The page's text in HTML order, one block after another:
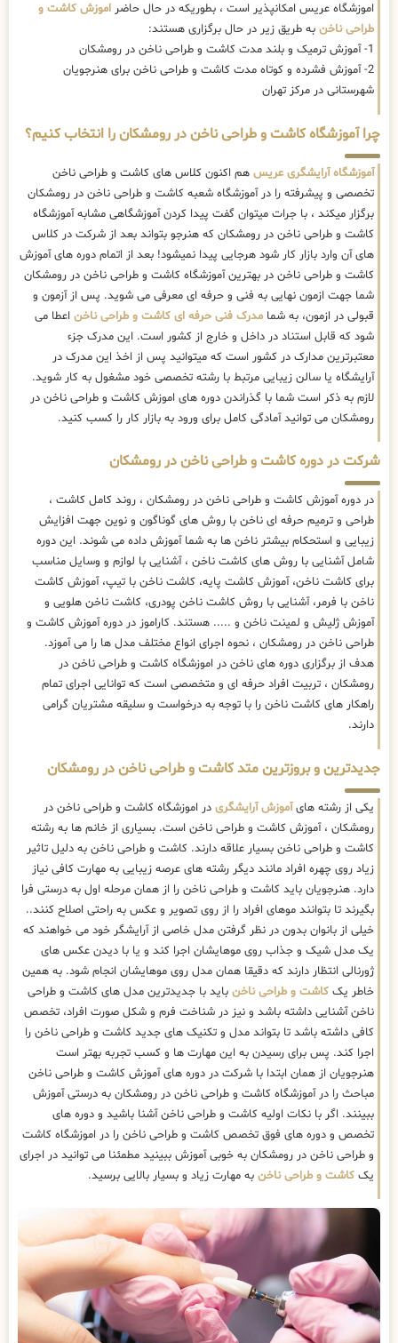
اموزشگاه عریس امکانپذیر است ، بطوریکه در حال حاضر اموزش کاشت و
طراحی ناخن به طریق زیر در حال برگزاری هستند:
1- آموزش ترمیک و بلند مدت کاشت و طراحی ناخن در رومشکان
2- آموزش فشرده و کوتاه مدت کاشت و طراحی ناخن برای هنرجویان
شهرستانی در مرکز تهران
چرا آموزشگاه کاشت و طراحی ناخن در رومشکان را انتخاب کنیم؟
آموزشگاه آرایشگری عریس هم اکنون کلاس های کاشت و طراحی ناخن
تخصصی و پیشرفته را در آموزشگاه شعبه کاشت و طراحی ناخن در رومشکان
برگزار میکند ، با جرات میتوان گفت پیدا کردن آموزشگاهی مشابه آموزشگاه
کاشت و طراحی ناخن در رومشکان که هنرجو بتواند بعد از شرکت در کلاس
های آن وارد بازار کار شود هرجایی پیدا نمیشود! بعد از اتمام دوره های آموزش
کاشت و طراحی ناخن در بهترین آموزشگاه کاشت و طراحی ناخن در رومشکان
شما جهت ازمون نهایی به فنی و حرفه ای معرفی می شوید. پس از آزمون و
قبولی در ازمون، به شما مدرک فنی حرفه ای کاشت و طراحی ناخن اعطا می
شود که قابل استناد در داخل و خارج از کشور است. این مدرک جزء
معتبرترین مدارک در کشور است که میتوانید پس از اخذ این مدرک در
آرایشگاه یا سالن زیبایی مرتبط با رشته تخصصی خود مشغول به کار شوید.
لازم به ذکر است شما با گذراندن دوره های اموزش کاشت و طراحی ناخن در
رومشکان می توانید آمادگی کامل برای ورود به بازار کار را کسب کنید.
شرکت در دوره کاشت و طراحی ناخن در رومشکان
در دوره آموزش کاشت و طراحی ناخن در رومشکان ، روند کامل کاشت ،
طراحی و ترمیم حرفه ای ناخن با روش های گوناگون و نوین جهت افزایش
زیبایی و استحکام بیشتر ناخن ها به شما آموزش داده می شوند. این دوره
شامل آشنایی با روش های کاشت ناخن ، آشنایی با لوازم و وسایل مناسب
برای کاشت ناخن، آموزش کاشت پایه، کاشت ناخن با تیپ، آموزش کاشت
ناخن با فرمر، آشنایی با روش کاشت ناخن پودری، کاشت ناخن هلویی و
آموزش ژلیش و لمینت ناخن و ..... هستند. کاراموز در دوره آموزش کاشت و
طراحی ناخن در رومشکان ، نحوه اجرای انواع مختلف مدل ها را می آموزد.
هدف از برگزاری دوره های ناخن در اموزشگاه کاشت و طراحی ناخن در
رومشکان ، تربیت افراد حرفه ای و متخصصی است که توانایی اجرای تمام
راهکار های کاشت ناخن را با توجه به درخواست و سلیقه مشتریان گرامی
دارند.
جدیدترین و بروزترین متد کاشت و طراحی ناخن در رومشکان
یکی از رشته هایآموزش آرایشگری در اموزشگاه کاشت و طراحی ناخن در
رومشکان ، آموزش کاشت و طراحی ناخن است. بسیاری از خانم ها به رشته
کاشت و طراحی ناخن بسیار علاقه دارند. کاشت و طراحی ناخن به دلیل تاثیر
زیاد روی چهره افراد مانند دیگر رشته های عرصه زیبایی به مهارت کافی نیاز
دارد. هنرجویان باید کاشت و طراحی ناخن را از همان مرحله اول به درستی فرا
بگیرند تا بتوانند موهای افراد را از روی تصویر و عکس به راحتی اصلاح کنند..
خیلی از بانوان بدون در نظر گرفتن مدل خاصی از آرایشگر خود می خواهند که
یک مدل شیک و جذاب روی موهایشان اجرا کند و یا با دیدن عکس های
ژورنالی انتظار دارند که دقیقا همان مدل روی موهایشان انجام شود. به همین
خاطر یک کاشت و طراحی ناخن باید با جدیدترین مدل های کاشت و طراحی
ناخن آشنایی داشته باشد و نیز در شناخت فرم و شکل صورت افراد، تخصص
کافی داشته باشد تا بتواند مدل و تکنیک های جدید کاشت و طراحی ناخن را
اجرا کند. پس برای رسیدن به این مهارت ها و کسب تجربه بهتر است
هنرجویان از همان ابتدا با شرکت در دوره های آموزش کاشت و طراحی ناخن
مباحث را در آموزشگاه کاشت و طراحی ناخن در رومشکان به درستی آموزش
ببینند. اگر با نکات اولیه کاشت و طراحی ناخن آشنا باشید و دوره های
تخصص و دوره های فوق تخصص کاشت و طراحی ناخن را در اموزشگاه کاشت
و طراحی ناخن در رومشکان به خوبی آموزش ببینید مطمئنا می توانید در اجرای
یک کاشت و طراحی ناخن به مهارت زیاد و بسیار بالایی برسید.